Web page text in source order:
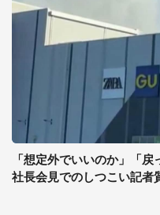
「想定外でいいのか」「
社長会見でのしつこい記者